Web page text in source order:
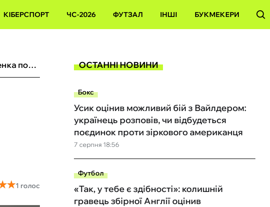
КІБЕРСПОРТ ЧС-2026 ФУТЗАЛ ІНШІ БУКМЕКЕРИ
Легкоатлетка Бех-Романчук святкує річницю весілля: спортсменка показала фото зі своїм коханим
★
★1 голос
ОСТАННІ НОВИНИ
Бокс
7 серпня 18:56
Усик оцінив можливий бій з Вайлдером:
українець розповів, чи відбудеться
поєдинок проти зіркового американця
Футбол
«Так, у тебе є здібності»: колишній
гравець збірної Англії оцінив